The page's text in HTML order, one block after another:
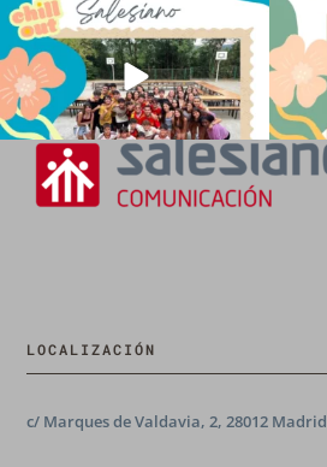
147 2
LOCALIZACIÓN
c/ Marques de Valdavia, 2, 28012 Madrid